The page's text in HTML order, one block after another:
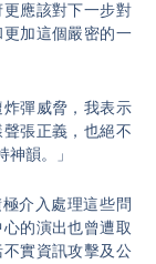
應該對下一步對
加這個嚴密的一
彈威脅，我表示
張正義，也絕不
韻。」
介入處理這些問
的演出也曾遭取
實資訊攻擊及公